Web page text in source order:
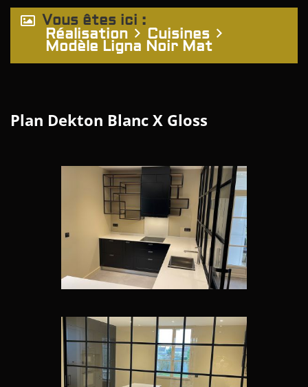
Vous êtes ici :
Réalisation Cuisines
Modèle Ligna Noir Mat
Plan Dekton Blanc X Gloss